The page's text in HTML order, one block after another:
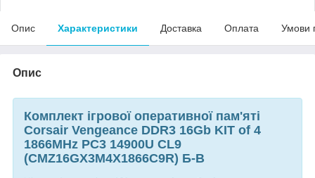
Опис Характеристики Доставка Оплата Умови
Опис
Комплект ігрової оперативної пам'яті
Corsair Vengeance DDR3 16Gb KIT of 4
1866MHz PC3 14900U CL9
(CMZ16GX3M4X1866C9R) Б-В